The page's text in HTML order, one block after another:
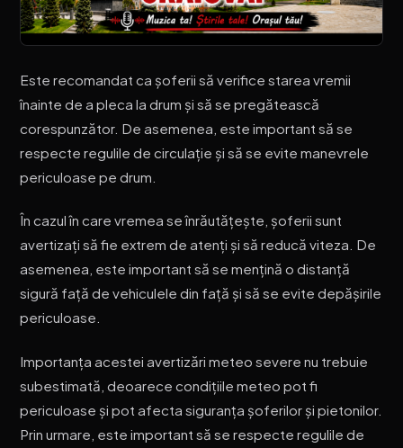
Este recomandat ca șoferii să verifice starea vremii
înainte de a pleca la drum și să se pregătească
corespunzător. De asemenea, este important să se
respecte regulile de circulație și să se evite manevrele
periculoase pe drum.
În cazul în care vremea se înrăutățește, șoferii sunt
avertizați să fie extrem de atenți și să reducă viteza. De
asemenea, este important să se mențină o distanță
sigură față de vehiculele din față și să se evite depășirile
periculoase.
Importanța acestei avertizări meteo severe nu trebuie
subestimată, deoarece condițiile meteo pot fi
periculoase și pot afecta siguranța șoferilor și pietonilor.
Prin urmare, este important să se respecte regulile de